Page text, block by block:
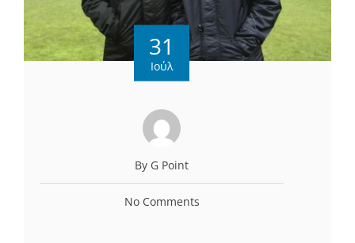
31
Ιούλ
By G Point
No Comments